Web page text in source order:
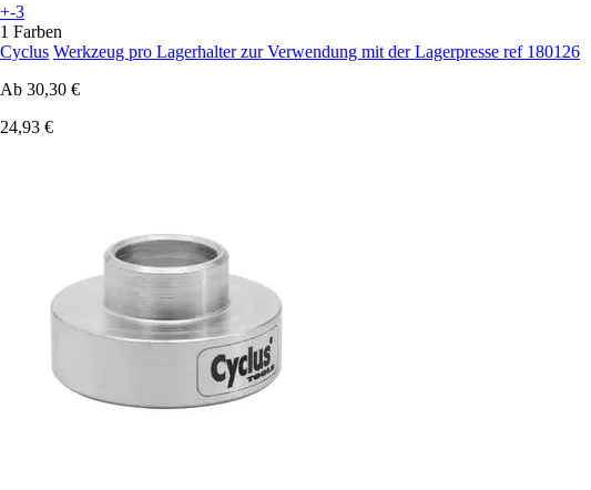
+-3
1 Farben
Cyclus Werkzeug pro Lagerhalter zur Verwendung mit der Lagerpresse ref 180126
Ab 30,30 €
24,93 €